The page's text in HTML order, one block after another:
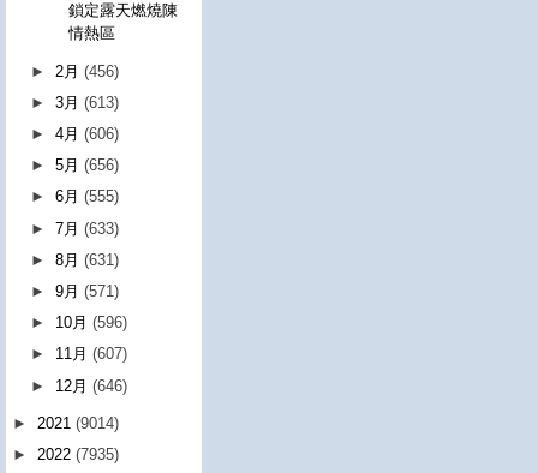
鎖定露天燃燒陳
情熱區
► 2月(456)
►3月(613)
►4月(606)
►5月(656)
►6月(555)
►7月(633)
►8月(631)
►9月(571)
► 10月(596)
► 11月(607)
► 12月(646)
► 2021 (9014)
► 2022 (7935)